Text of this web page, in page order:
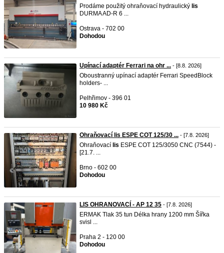
Prodáme použitý ohraňovací hydraulický lis
DURMA AD-R 6 ...
Ostrava - 702 00
Dohodou
Upínací adaptér Ferrari na ohr ... - [8.8. 2026]
Oboustranný upínací adaptér Ferrari SpeedBlock
holders- ...
Pelhřimov - 396 01
10 980 Kč
Ohraňovací lis ESPE COT 125/30 ... - [7.8. 2026]
Ohraňovací lis ESPE COT 125/3050 CNC (7544) -
[21.7. ...
Brno - 602 00
Dohodou
LIS OHRANOVACÍ - AP 12 35 - [7.8. 2026]
ERMAK Tlak 35 tun Délka hrany 1200 mm Šířka
svisl ...
Praha 2 - 120 00
Dohodou